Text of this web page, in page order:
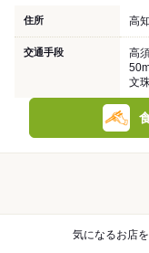
住所 高
交通手段
高
文
気になるお店